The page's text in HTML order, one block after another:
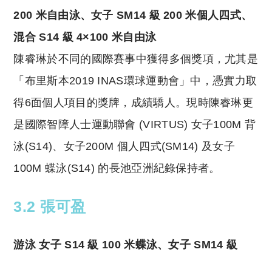
200 米自由泳、女子 SM14 級 200 米個人四式、
混合 S14 級 4×100 米自由泳
陳睿琳於不同的國際賽事中獲得多個獎項，尤其是
「布里斯本2019 INAS環球運動會」中，憑實力取
得6面個人項目的獎牌，成績驕人。現時陳睿琳更
是國際智障人士運動聯會 (VIRTUS) 女子100M 背
泳(S14)、女子200M 個人四式(SM14) 及女子
100M 蝶泳(S14) 的長池亞洲紀錄保持者。
3.2 張可盈
游泳 女子 S14 級 100 米蝶泳、女子 SM14 級